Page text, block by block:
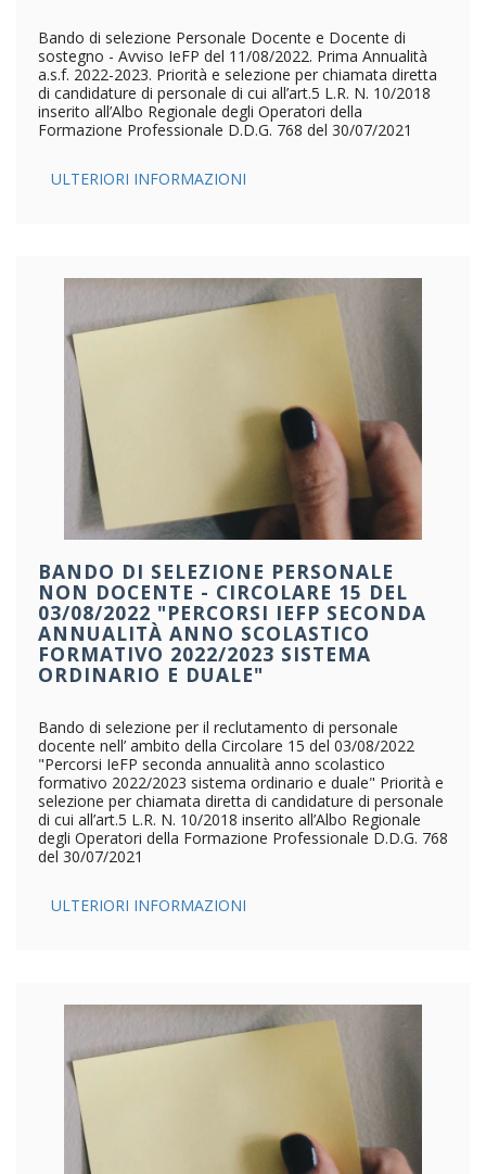
Bando di selezione Personale Docente e Docente di
sostegno - Avviso IeFP del 11/08/2022. Prima Annualità
a.s.f. 2022-2023. Priorità e selezione per chiamata diretta
di candidature di personale di cui all’art.5 L.R. N. 10/2018
inserito all’Albo Regionale degli Operatori della
Formazione Professionale D.D.G. 768 del 30/07/2021
ULTERIORI INFORMAZIONI
BANDO DI SELEZIONE PERSONALE
NON DOCENTE - CIRCOLARE 15 DEL
03/08/2022 "PERCORSI IEFP SECONDA
ANNUALITÀ ANNO SCOLASTICO
FORMATIVO 2022/2023 SISTEMA
ORDINARIO E DUALE"
Bando di selezione per il reclutamento di personale
docente nell’ ambito della Circolare 15 del 03/08/2022
"Percorsi IeFP seconda annualità anno scolastico
formativo 2022/2023 sistema ordinario e duale" Priorità e
selezione per chiamata diretta di candidature di personale
di cui all’art.5 L.R. N. 10/2018 inserito all’Albo Regionale
degli Operatori della Formazione Professionale D.D.G. 768
del 30/07/2021
ULTERIORI INFORMAZIONI